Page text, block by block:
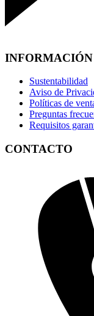
INFORMACIÓN
Sustentabilidad
Aviso de
Políticas de
Preguntas
Requisitos
CONTACTO